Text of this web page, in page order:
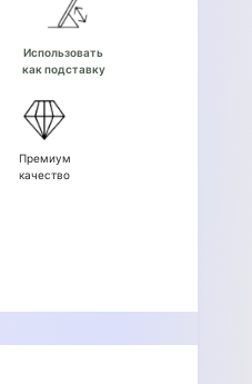
Использовать
как подставку
Премиум
качество